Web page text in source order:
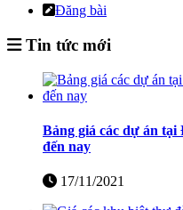
Đăng bài
Tin tức mới
Bảng giá các dự án
đến nay
17/11/2021